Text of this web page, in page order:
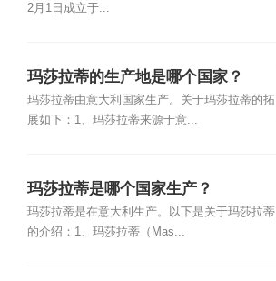
2月1日成立于...
玛莎拉蒂的生产地是哪个国家？
玛莎拉蒂由意大利国家生产。关于玛莎拉蒂的拓
展如下：1、玛莎拉蒂来源于意...
玛莎拉蒂是哪个国家生产？
玛莎拉蒂是在意大利生产。以下是关于玛莎拉蒂
的介绍：1、玛莎拉蒂（Mas...